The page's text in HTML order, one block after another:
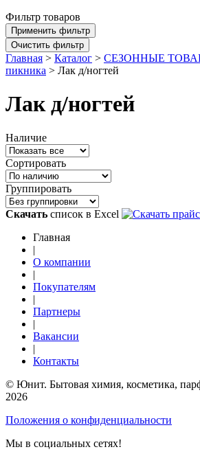
Фильтр товаров
Главная > Каталог > СЕЗОННЫЕ
пикника > Лак д/ногтей
Лак д/ногтей
Наличие
Сортировать
Группировать
Скачать список в Excel
Главная
|
О компании
|
Покупателям
|
Партнеры
|
Вакансии
|
Контакты
© Юнит. Бытовая химия, косметика,
2026
Положения о конфиденциальности
Мы в социальных сетях!